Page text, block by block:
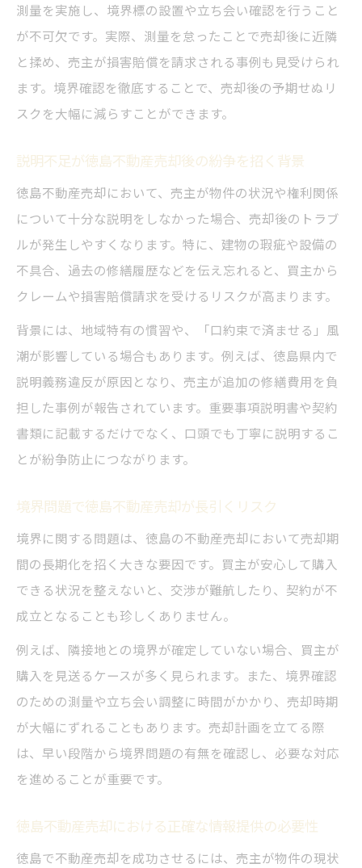
測量を実施し、境界標の設置や立ち会い確認を行うこと
が不可欠です。実際、測量を怠ったことで売却後に近隣
と揉め、売主が損害賠償を請求される事例も見受けられ
ます。境界確認を徹底することで、売却後の予期せぬリ
スクを大幅に減らすことができます。
説明不足が徳島不動産売却後の紛争を招く背景
徳島不動産売却において、売主が物件の状況や権利関係
について十分な説明をしなかった場合、売却後のトラブ
ルが発生しやすくなります。特に、建物の瑕疵や設備の
不具合、過去の修繕履歴などを伝え忘れると、買主から
クレームや損害賠償請求を受けるリスクが高まります。
背景には、地域特有の慣習や、「口約束で済ませる」風
潮が影響している場合もあります。例えば、徳島県内で
説明義務違反が原因となり、売主が追加の修繕費用を負
担した事例が報告されています。重要事項説明書や契約
書類に記載するだけでなく、口頭でも丁寧に説明するこ
とが紛争防止につながります。
境界問題で徳島不動産売却が長引くリスク
境界に関する問題は、徳島の不動産売却において売却期
間の長期化を招く大きな要因です。買主が安心して購入
できる状況を整えないと、交渉が難航したり、契約が不
成立となることも珍しくありません。
例えば、隣接地との境界が確定していない場合、買主が
購入を見送るケースが多く見られます。また、境界確認
のための測量や立ち会い調整に時間がかかり、売却時期
が大幅にずれることもあります。売却計画を立てる際
は、早い段階から境界問題の有無を確認し、必要な対応
を進めることが重要です。
徳島不動産売却における正確な情報提供の必要性
徳島で不動産売却を成功させるには、売主が物件の現状